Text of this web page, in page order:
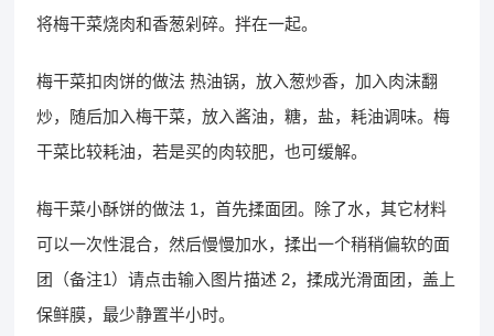
将梅干菜烧肉和香葱剁碎。拌在一起。
梅干菜扣肉饼的做法 热油锅，放入葱炒香，加入肉沫翻
炒，随后加入梅干菜，放入酱油，糖，盐，耗油调味。梅
干菜比较耗油，若是买的肉较肥，也可缓解。
梅干菜小酥饼的做法 1，首先揉面团。除了水，其它材料
可以一次性混合，然后慢慢加水，揉出一个稍稍偏软的面
团（备注1）请点击输入图片描述 2，揉成光滑面团，盖上
保鲜膜，最少静置半小时。